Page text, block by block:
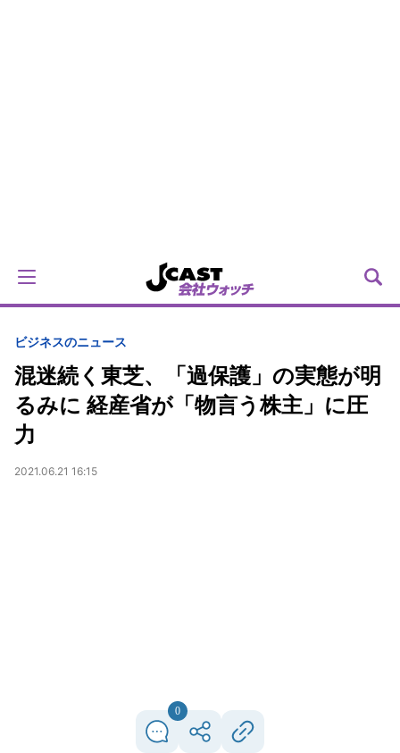
ビジネスのニュース
混迷続く東芝、「過保護」の実態が明
るみに 経産省が「物言う株主」に圧
力
2021.06.21 16:15
0